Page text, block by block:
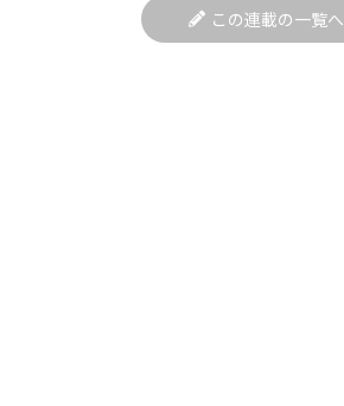
この連載の一覧へ